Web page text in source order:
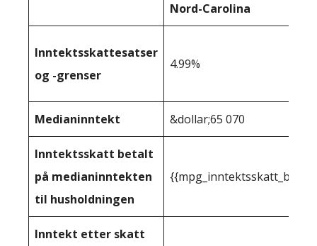
Nord-Carolina
Inntektsskattesatser
og -grenser
4.99%
Medianinntekt &dollar;65 070
Inntektsskatt betalt
på medianinntekten
til husholdningen
Inntekt etter skatt